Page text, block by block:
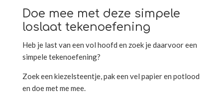
Doe mee met deze simpele
loslaat tekenoefening
Heb je last van een vol hoofd en zoek je daarvoor een
simpele tekenoefening?
Zoek een kiezelsteentje, pak een vel papier en potlood
en doe met me mee.